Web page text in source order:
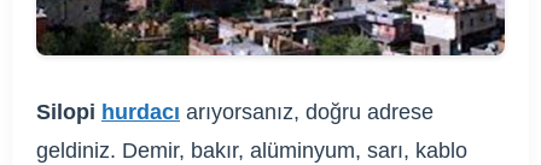
Silopi hurdacı arıyorsanız, doğru adrese
geldiniz. Demir, bakır, alüminyum, sarı, kablo